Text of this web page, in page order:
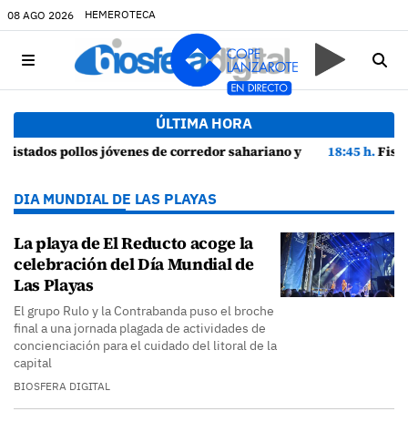
08 AGO 2026 HEMEROTECA
ÚLTIMA HORA
y episodios de cortejo de hubara cerca del rally de Lanzarote
18:45 h.Fiscalía denuncia a Yonathan de León y a
DIA MUNDIAL DE LAS PLAYAS
La playa de El Reducto acoge la
celebración del Día Mundial de
Las Playas
El grupo Rulo y la Contrabanda puso el broche
final a una jornada plagada de actividades de
concienciación para el cuidado del litoral de la
capital
BIOSFERA DIGITAL